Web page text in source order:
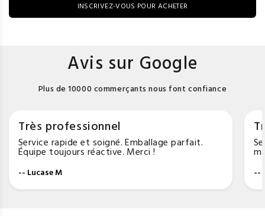
INSCRIVEZ-VOUS POUR ACHETER
Avis sur Google
Plus de 10000 commerçants nous font confiance
Très professionnel
Service rapide et soigné. Emballage parfait.
Équipe toujours réactive. Merci !
-- Lucase M --